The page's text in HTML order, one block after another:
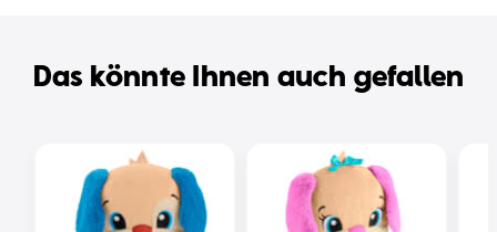
Das könnte Ihnen auch gefallen